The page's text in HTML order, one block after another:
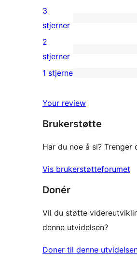
reviews
4-
star
review
0
3-
star
reviews
3
stjerner
0
2-
reviews
2
stjerner
star
review
1 stjerne
Your review
Brukerstøtte
Har du noe å si? Trenger
Vis brukerstøtteforumet
Donér
Vil du støtte
denne utvidelsen?
Doner til denne